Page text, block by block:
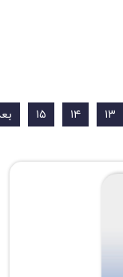
۱۳ ۱۴ ۱۵